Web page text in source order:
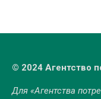
© 2024 Агентство
Для «Агентства